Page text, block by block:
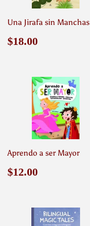
Una Jirafa sin Manchas
Precio
$18.00
Aprendo a ser Mayor
Precio
$12.00